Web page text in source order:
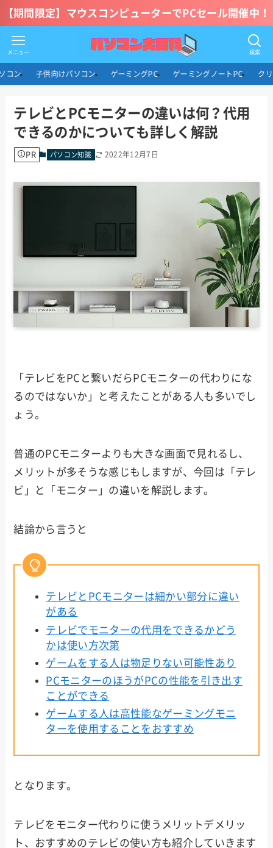
【期間限定】マウスコンピューターでPCセール開催中！
検索
メニュー
コン 子供向けパソコン ゲーミングPC ゲーミングノートPC ク
テレビとPCモニターの違いは何？代用
できるのかについても詳しく解説
PR パソコン知識 2022年12月7日
「テレビをPCと繋いだらPCモニターの代わりにな
るのではないか」と考えたことがある人も多いでし
ょう。
普通のPCモニターよりも大きな画面で見れるし、
メリットが多そうな感じもしますが、今回は「テレ
ビ」と「モニター」の違いを解説します。
結論から言うと
テレビとPCモニターは細かい部分に違い
がある
テレビでモニターの代用をできるかどう
かは使い方次第
ゲームをする人は物足りない可能性あり
PCモニターのほうがPCの性能を引き出す
ことができる
ゲームする人は高性能なゲーミングモニ
ターを使用することをおすすめ
となります。
テレビをモニター代わりに使うメリットデメリッ
ト、おすすめのテレビの使い方も紹介していきます